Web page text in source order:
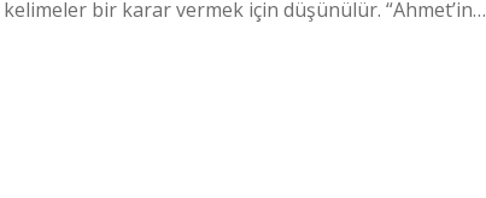
bir karar vermek için düşünülür. “Ahmet’in…